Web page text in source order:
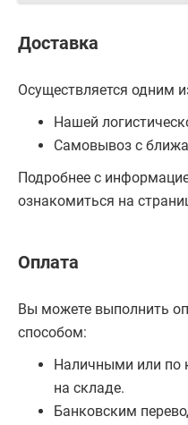
Доставка
Осуществляется одним
Нашей
Самовывоз с
Подробнее с
ознакомиться на
Оплата
Вы можете выполнить
способом:
Наличными или по
на складе.
Банковским